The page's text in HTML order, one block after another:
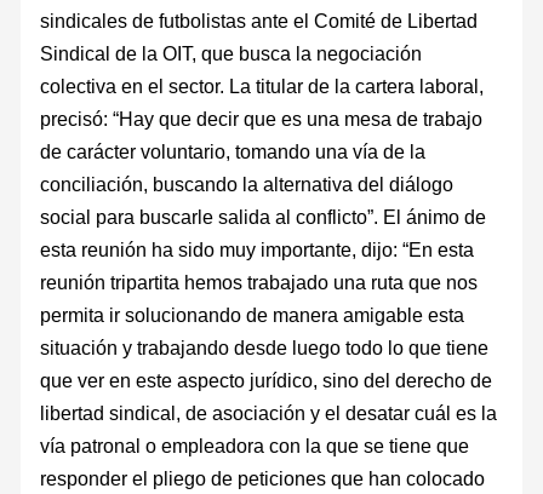
sindicales de futbolistas ante el Comité de Libertad
Sindical de la OIT, que busca la negociación
colectiva en el sector. La titular de la cartera laboral,
precisó: “Hay que decir que es una mesa de trabajo
de carácter voluntario, tomando una vía de la
conciliación, buscando la alternativa del diálogo
social para buscarle salida al conflicto”. El ánimo de
esta reunión ha sido muy importante, dijo: “En esta
reunión tripartita hemos trabajado una ruta que nos
permita ir solucionando de manera amigable esta
situación y trabajando desde luego todo lo que tiene
que ver en este aspecto jurídico, sino del derecho de
libertad sindical, de asociación y el desatar cuál es la
vía patronal o empleadora con la que se tiene que
responder el pliego de peticiones que han colocado